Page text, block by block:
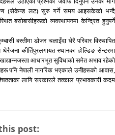
(सेकेन्ड लट) सुरु गर्ने समय आइसकेको भन्दै
बसोबासीहरूको व्यवस्थापनमा केन्द्रित हुनुपर्ने
बस्तीमा डोजर चलाइँदा धेरै परिवार विस्थापित
कीर्तिपुरलगायत स्थानका होल्डिङ सेन्टरमा
आधारभूत सुविधाको समेत अभाव रहेको
पनि नेपाली नागरिक भएकाले उनीहरूको आवास,
लागि सरकारले तत्काल प्रभावकारी कदम
post: